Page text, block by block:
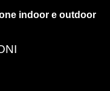
indoor e outdoor